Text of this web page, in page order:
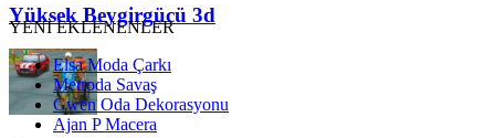
Yüksek Beygirgücü 3d
YENİ EKLENENLER
Elsa Moda Çarkı
Metroda Savaş
Gwen Oda Dekorasyonu
Ajan P Macera